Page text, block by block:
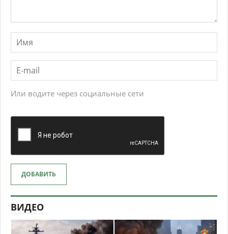
Или водите через социальные сети
ДОБАВИТЬ
ВИДЕО